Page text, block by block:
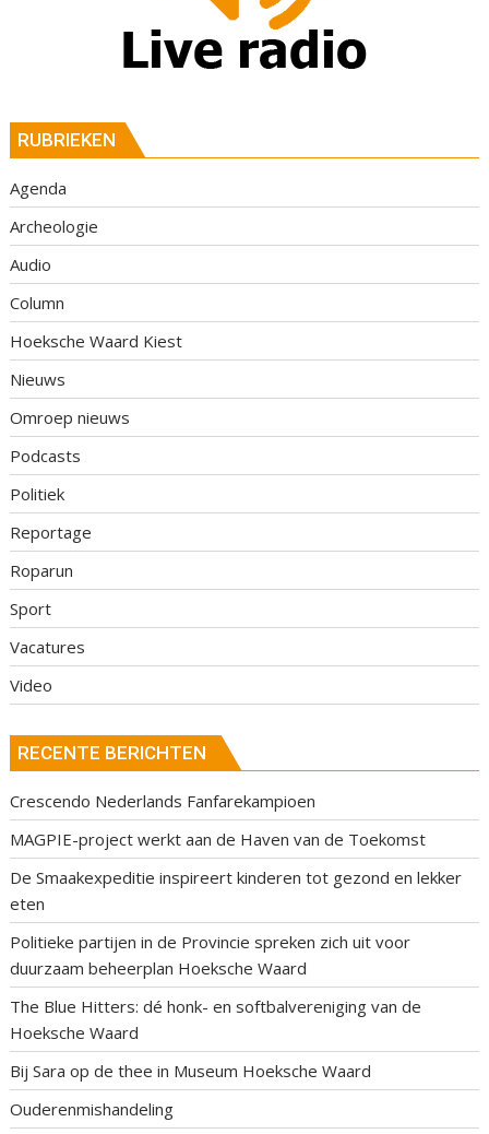
RUBRIEKEN
Agenda
Archeologie
Audio
Column
Hoeksche Waard Kiest
Nieuws
Omroep nieuws
Podcasts
Politiek
Reportage
Roparun
Sport
Vacatures
Video
RECENTE BERICHTEN
Crescendo Nederlands Fanfarekampioen
MAGPIE-project werkt aan de Haven van de Toekomst
De Smaakexpeditie inspireert kinderen tot gezond en lekker
eten
Politieke partijen in de Provincie spreken zich uit voor
duurzaam beheerplan Hoeksche Waard
The Blue Hitters: dé honk- en softbalvereniging van de
Hoeksche Waard
Bij Sara op de thee in Museum Hoeksche Waard
Ouderenmishandeling